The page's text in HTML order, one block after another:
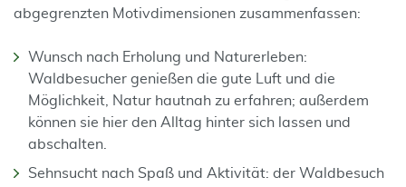
abgegrenzten Motivdimensionen zusammenfassen:
Wunsch nach Erholung und Natur­erleben:
Waldbesucher genießen die gute Luft und die
Möglichkeit, Natur hautnah zu erfahren; außerdem
können sie hier den Alltag hinter sich lassen und
abschalten.
Sehnsucht nach Spaß und Aktivität: der Waldbesuch